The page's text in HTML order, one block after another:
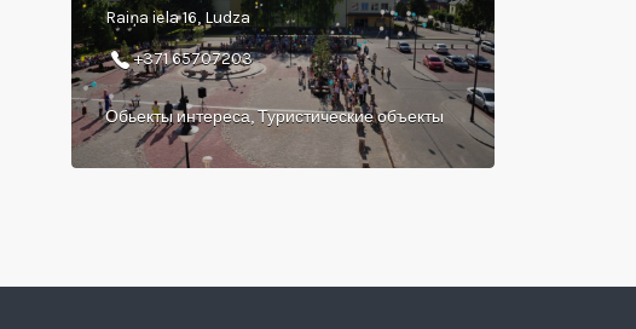
Raiņa iela 16, Ludza
+371 65707203
Обьекты интереса, Туристические объекты